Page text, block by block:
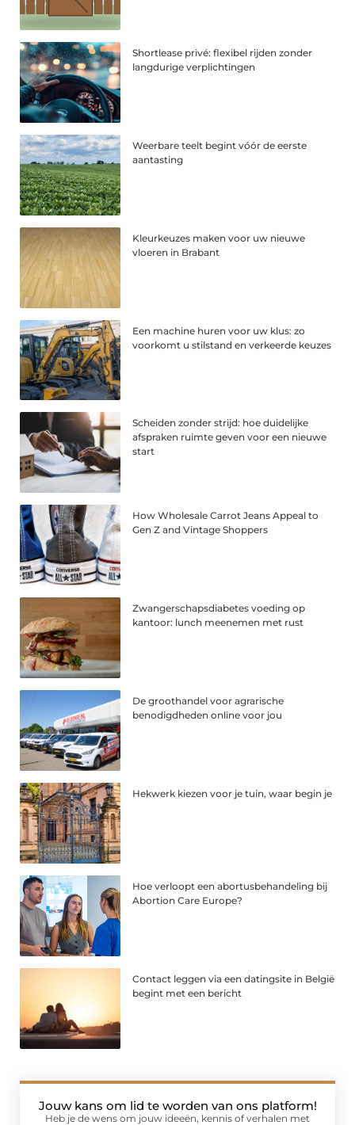
Shortlease privé: flexibel rijden zonder
langdurige verplichtingen
Weerbare teelt begint vóór de eerste
aantasting
Kleurkeuzes maken voor uw nieuwe
vloeren in Brabant
Een machine huren voor uw klus: zo
voorkomt u stilstand en verkeerde keuzes
Scheiden zonder strijd: hoe duidelijke
afspraken ruimte geven voor een nieuwe
start
How Wholesale Carrot Jeans Appeal to
Gen Z and Vintage Shoppers
Zwangerschapsdiabetes voeding op
kantoor: lunch meenemen met rust
De groothandel voor agrarische
benodigdheden online voor jou
Hekwerk kiezen voor je tuin, waar begin je
Hoe verloopt een abortusbehandeling bij
Abortion Care Europe?
Contact leggen via een datingsite in België
begint met een bericht
Jouw kans om lid te worden van ons platform!
Heb je de wens om jouw ideeën, kennis of verhalen met